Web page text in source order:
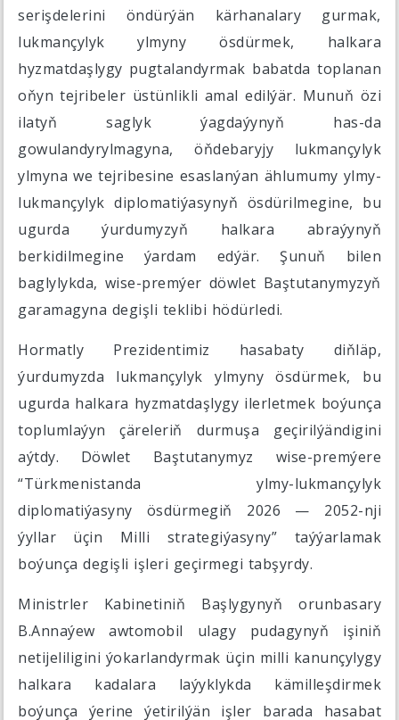
serişdelerini öndürýän kärhanalary gurmak,
lukmançylyk ylmyny ösdürmek, halkara
hyzmatdaşlygy pugtalandyrmak babatda toplanan
oňyn tejribeler üstünlikli amal edilýär. Munuň özi
ilatyň saglyk ýagdaýynyň has-da
gowulandyrylmagyna, öňdebaryjy lukmançylyk
ylmyna we tejribesine esaslanýan ählumumy ylmy-
lukmançylyk diplomatiýasynyň ösdürilmegine, bu
ugurda ýurdumyzyň halkara abraýynyň
berkidilmegine ýardam edýär. Şunuň bilen
baglylykda, wise-premýer döwlet Baştutanymyzyň
garamagyna degişli teklibi hödürledi.
Hormatly Prezidentimiz hasabaty diňläp,
ýurdumyzda lukmançylyk ylmyny ösdürmek, bu
ugurda halkara hyzmatdaşlygy ilerletmek boýunça
toplumlaýyn çäreleriň durmuşa geçirilýändigini
aýtdy. Döwlet Baştutanymyz wise-premýere
“Türkmenistanda ylmy-lukmançylyk
diplomatiýasyny ösdürmegiň 2026 — 2052-nji
ýyllar üçin Milli strategiýasyny” taýýarlamak
boýunça degişli işleri geçirmegi tabşyrdy.
Ministrler Kabinetiniň Başlygynyň orunbasary
B.Annaýew awtomobil ulagy pudagynyň işiniň
netijeliligini ýokarlandyrmak üçin milli kanunçylygy
halkara kadalara laýyklykda kämilleşdirmek
boýunça ýerine ýetirilýän işler barada hasabat